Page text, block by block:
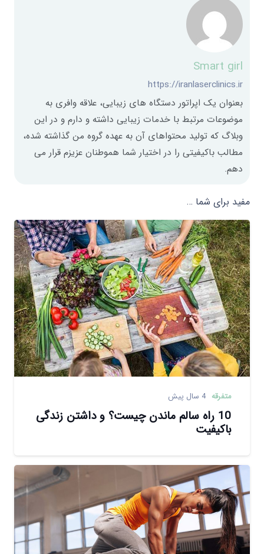
Smart girl
https://iranlaserclinics.ir
بعنوان یک اپراتور دستگاه های زیبایی، علاقه وافری به
موضوعات مرتبط با خدمات زیبایی داشته و دارم و در این
وبلاگ که تولید محتواهای آن به عهده گروه من گذاشته شده،
مطالب باکیفیتی را در اختیار شما هموطنان عزیزم قرار می
دهم.
مفید برای شما …
متفرقه 4 سال پیش
10 راه سالم ماندن چیست؟ و داشتن زندگی
باکیفیت